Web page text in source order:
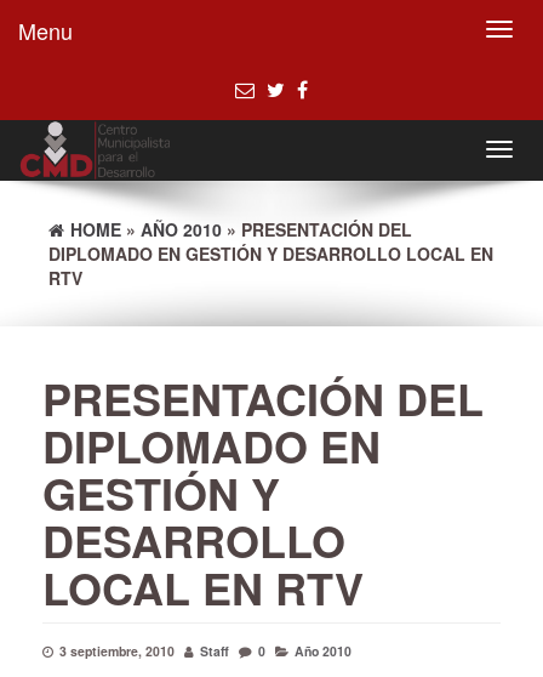
Menu
HOME » AÑO 2010 » PRESENTACIÓN DEL
DIPLOMADO EN GESTIÓN Y DESARROLLO LOCAL EN
RTV
PRESENTACIÓN DEL
DIPLOMADO EN
GESTIÓN Y
DESARROLLO
LOCAL EN RTV
3 septiembre, 2010 Staff 0 Año 2010